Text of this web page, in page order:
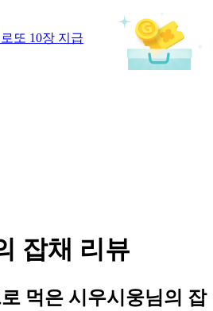
또 10장 지급
잡채 리뷰
먹은 시우시웅님의 잡